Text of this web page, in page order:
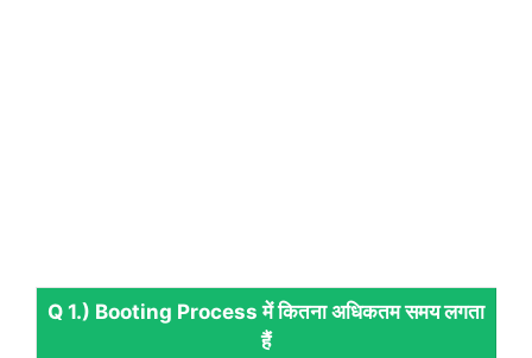
Q 1.) Booting Process में कितना अधिकतम समय लगता
हैं